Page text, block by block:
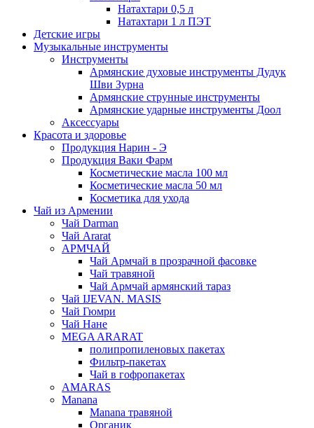
Натахтари 0,5 л
Натахтари 1 л ПЭТ
Детские игры
Музыкальные инструменты
Инструменты
Армянские духовые инструменты Дудук
Шви Зурна
Армянские струнные инструменты
Армянские ударные инструменты Доол
Аксессуары
Красота и здоровье
Продукция Нарин - Э
Продукция Ваки Фарм
Косметические масла 100 мл
Косметические масла 50 мл
Косметика для ухода
Чай из Армении
Чай Darman
Чай Ararat
АРМЧАЙ
Чай Армчай в прозрачной фасовке
Чай травяной
Чай Армчай армянский тараз
Чай IJEVAN. MASIS
Чай Гюмри
Чай Нане
MEGA ARARAT
полипропиленовых пакетах
Фильтр-пакетах
Чай в гофропакетах
AMARAS
Manana
Manana травяной
Органик